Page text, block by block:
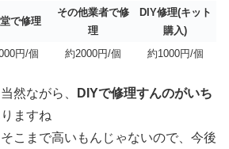
で修理
その他業者で修
理
DIY修理(キット
購入)
円/個 約2000円/個 約1000円/個
然ながら、
DIYで修理すんのがいち
ますね
こまで高いもんじゃないので、今後